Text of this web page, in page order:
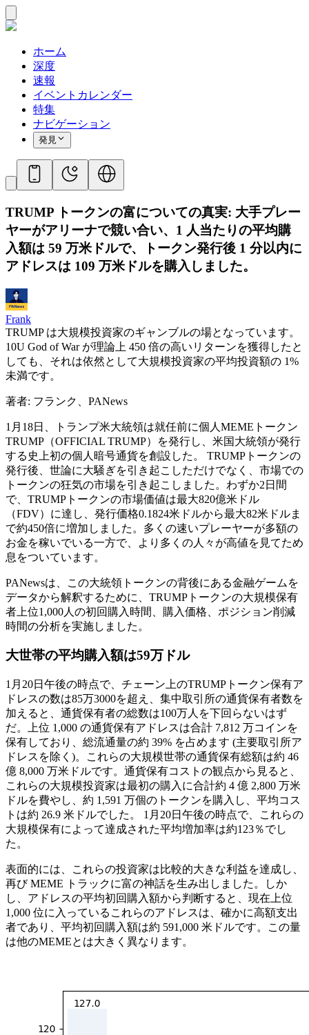
ホーム
深度
速報
イベントカレンダー
特集
ナビゲーション
発見
TRUMP トークンの富についての真実: 大手プレー
ヤーがアリーナで競い合い、1 人当たりの平均購
入額は 59 万米ドルで、トークン発行後 1 分以内に
アドレスは 109 万米ドルを購入しました。
Frank
TRUMP は大規模投資家のギャンブルの場となっています。
10U God of War が理論上 450 倍の高いリターンを獲得したと
しても、それは依然として大規模投資家の平均投資額の 1%
未満です。
著者: フランク、PANews
1月18日、トランプ米大統領は就任前に個人MEMEトークン
TRUMP（OFFICIAL TRUMP）を発行し、米国大統領が発行
する史上初の個人暗号通貨を創設した。 TRUMPトークンの
発行後、世論に大騒ぎを引き起こしただけでなく、市場での
トークンの狂気の市場を引き起こしました。わずか2日間
で、TRUMPトークンの市場価値は最大820億米ドル
（FDV）に達し、発行価格0.1824米ドルから最大82米ドルま
で約450倍に増加しました。多くの速いプレーヤーが多額の
お金を稼いでいる一方で、より多くの人々が高値を見てため
息をついています。
PANewsは、この大統領トークンの背後にある金融ゲームを
データから解釈するために、TRUMPトークンの大規模保有
者上位1,000人の初回購入時間、購入価格、ポジション削減
時間の分析を実施しました。
大世帯の平均購入額は59万ドル
1月20日午後の時点で、チェーン上のTRUMPトークン保有ア
ドレスの数は85万3000を超え、集中取引所の通貨保有者数を
加えると、通貨保有者の総数は100万人を下回らないはず
だ。上位 1,000 の通貨保有アドレスは合計 7,812 万コインを
保有しており、総流通量の約 39% を占めます (主要取引所ア
ドレスを除く)。これらの大規模世帯の通貨保有総額は約 46
億 8,000 万米ドルです。通貨保有コストの観点から見ると、
これらの大規模投資家は最初の購入に合計約 4 億 2,800 万米
ドルを費やし、約 1,591 万個のトークンを購入し、平均コス
トは約 26.9 米ドルでした。 1月20日午後の時点で、これらの
大規模保有によって達成された平均増加率は約123％でし
た。
表面的には、これらの投資家は比較的大きな利益を達成し、
再び MEME トラックに富の神話を生み出しました。しか
し、アドレスの平均初回購入額から判断すると、現在上位
1,000 位に入っているこれらのアドレスは、確かに高額支出
者であり、平均初回購入額は約 591,000 米ドルです。この量
は他のMEMEとは大きく異なります。